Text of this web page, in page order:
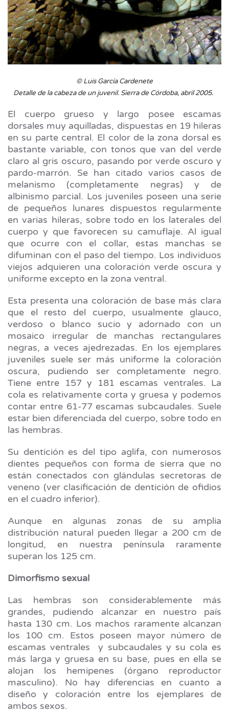
© Luis García Cardenete
Detalle de la cabeza de un juvenil. Sierra de Córdoba, abril 2005.
El cuerpo grueso y largo posee escamas
dorsales muy aquilladas, dispuestas en 19 hileras
en su parte central. El color de la zona dorsal es
bastante variable, con tonos que van del verde
claro al gris oscuro, pasando por verde oscuro y
pardo-marrón. Se han citado varios casos de
melanismo (completamente negras) y de
albinismo parcial. Los juveniles poseen una serie
de pequeños lunares dispuestos regularmente
en varias hileras, sobre todo en los laterales del
cuerpo y que favorecen su camuflaje. Al igual
que ocurre con el collar, estas manchas se
difuminan con el paso del tiempo. Los individuos
viejos adquieren una coloración verde oscura y
uniforme excepto en la zona ventral.
Esta presenta una coloración de base más clara
que el resto del cuerpo, usualmente glauco,
verdoso o blanco sucio y adornado con un
mosaico irregular de manchas rectangulares
negras, a veces ajedrezadas. En los ejemplares
juveniles suele ser más uniforme la coloración
oscura, pudiendo ser completamente negro.
Tiene entre 157 y 181 escamas ventrales. La
cola es relativamente corta y gruesa y podemos
contar entre 61-77 escamas subcaudales. Suele
estar bien diferenciada del cuerpo, sobre todo en
las hembras.
Su dentición es del tipo aglifa, con numerosos
dientes pequeños con forma de sierra que no
están conectados con glándulas secretoras de
veneno (ver clasificación de dentición de ofidios
en el cuadro inferior).
Aunque en algunas zonas de su amplia
distribución natural pueden llegar a 200 cm de
longitud, en nuestra península raramente
superan los 125 cm.
Dimorfismo sexual
Las hembras son considerablemente más
grandes, pudiendo alcanzar en nuestro país
hasta 130 cm. Los machos raramente alcanzan
los 100 cm. Estos poseen mayor número de
escamas ventrales y subcaudales y su cola es
más larga y gruesa en su base, pues en ella se
alojan los hemipenes (órgano reproductor
masculino). No hay diferencias en cuanto a
diseño y coloración entre los ejemplares de
ambos sexos.